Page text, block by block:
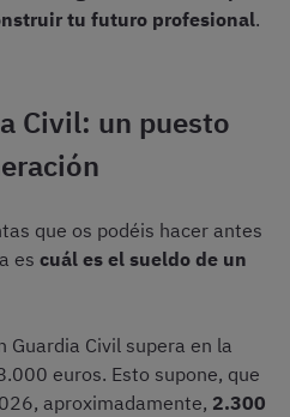
tu futuro profesional.
Civil: un puesto
que os podéis hacer antes
es cuál es el sueldo de un
Guardia Civil supera en la
euros. Esto supone, que
aproximadamente, 2.300